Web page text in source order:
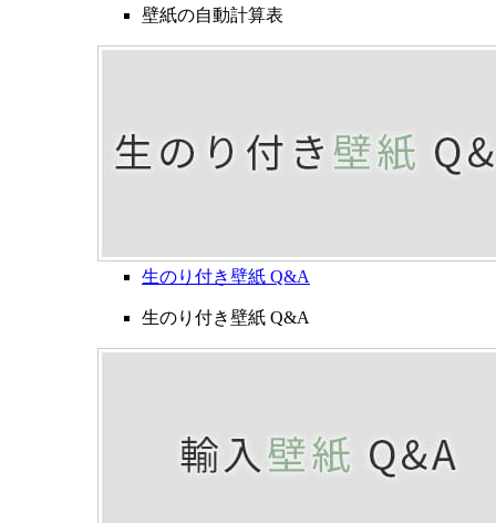
壁紙の自動計算表
生のり付き壁紙 Q&A
生のり付き壁紙 Q&A